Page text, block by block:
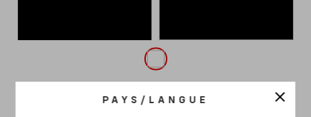
PAYS/LANGUE
Fréquemment achetés ensemble